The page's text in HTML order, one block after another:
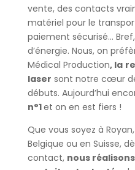
vente, des contacts
matériel pour le
paiement sécurisé…
d’énergie. Nous, on
Médical Production, la
laser sont notre cœur
débuts. Aujourd’hui
n°1et on en est fiers !
Que vous soyez à
Belgique ou en Suisse,
contact, nous